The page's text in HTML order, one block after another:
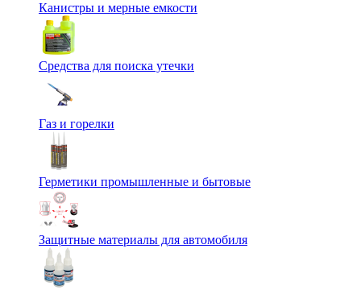
Канистры и мерные емкости
Средства для поиска утечки
Газ и горелки
Герметики промышленные и бытовые
Защитные материалы для автомобиля